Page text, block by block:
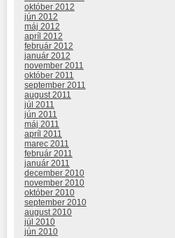
október 2012
jún 2012
máj 2012
apríl 2012
február 2012
január 2012
november 2011
október 2011
september 2011
august 2011
júl 2011
jún 2011
máj 2011
apríl 2011
marec 2011
február 2011
január 2011
december 2010
november 2010
október 2010
september 2010
august 2010
júl 2010
jún 2010